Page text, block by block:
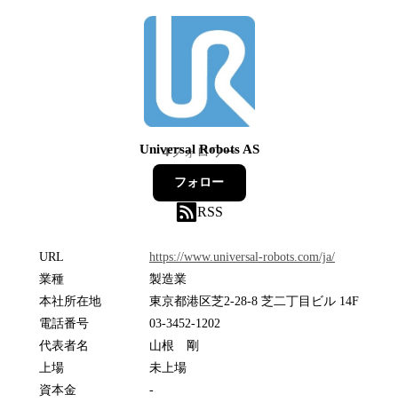
Universal Robots AS
4フォロワー
フォロー
RSS
URL
https://www.universal-robots.com/ja/
業種
製造業
本社所在地
東京都港区芝2-28-8 芝二丁目ビル 14F
電話番号
03-3452-1202
代表者名
山根 剛
上場
未上場
資本金
-